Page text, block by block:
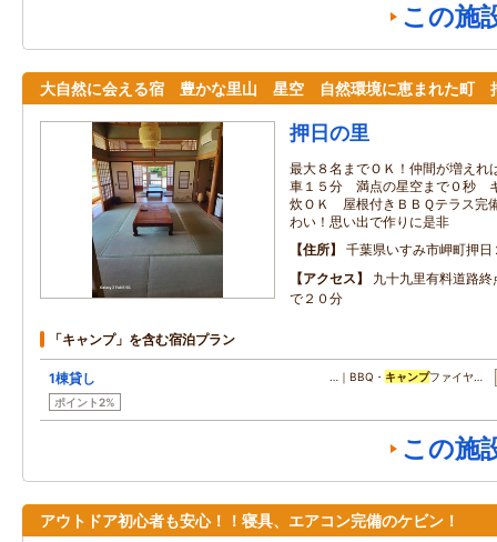
この施
大自然に会える宿 豊かな里山 星空 自然環境に恵まれた町
押日の里
最大８名までＯＫ！仲間が増えれ
車１５分 満点の星空まで０秒
炊ＯＫ 屋根付きＢＢＱテラス完
わい！思い出で作りに是非
住所
千葉県いすみ市岬町押日
アクセス
九十九里有料道路
で２０分
「キャンプ」を含む宿泊プラン
1棟貸し
ポイント2%
…｜BBQ・ キャンプファイヤ…
この施
アウトドア初心者も安心！！寝具、エアコン完備のケビン！